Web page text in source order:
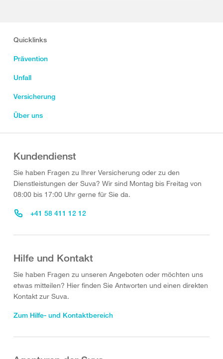
Quicklinks
Prävention
Unfall
Versicherung
Über uns
Kundendienst
Sie haben Fragen zu Ihrer Versicherung oder zu den
Dienstleistungen der Suva? Wir sind Montag bis Freitag von
08:00 bis 17:00 Uhr gerne für Sie da.
+41 58 411 12 12
Hilfe und Kontakt
Sie haben Fragen zu unseren Angeboten oder möchten uns
etwas mitteilen? Hier finden Sie Antworten und einen direkten
Kontakt zur Suva.
Zum Hilfe- und Kontaktbereich